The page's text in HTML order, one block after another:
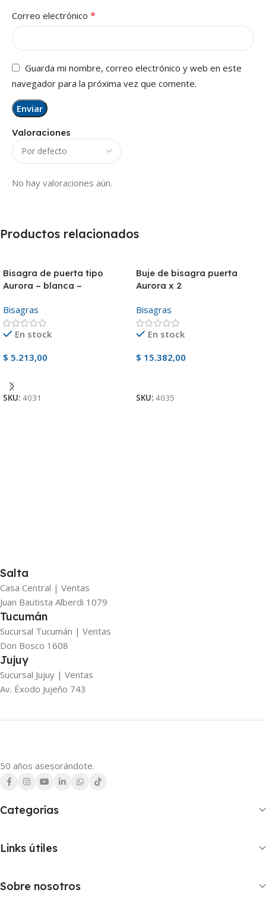
Valoraciones
No hay valoraciones aún.
Correo electrónico *
Guarda mi nombre, correo electrónico y web en este
navegador para la próxima vez que comente.
Productos relacionados
Bisagra de puerta tipo
Aurora – blanca –
Bisagras
En stock
$ 5.213,00
SKU: 4031
Buje de bisagra puerta
Aurora x 2
Bisagras
En stock
$ 15.382,00
SKU: 4035
Salta
Casa Central | Ventas
Juan Bautista Alberdi 1079
Tucumán
Sucursal Tucumán | Ventas
Don Bosco 1608
Jujuy
Sucursal Jujuy | Ventas
Av. Éxodo Jujeño 743
50 años asesorándote.
Categorías
Links útiles
Sobre nosotros